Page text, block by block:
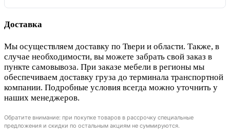
Доставка
Мы осуществляем доставку по Твери и области. Также, в
случае необходимости, вы можете забрать свой заказ в
пункте самовывоза. При заказе мебели в регионы мы
обеспечиваем доставку груза до терминала транспортной
компании. Подробные условия всегда можно уточнить у
наших менеджеров.
Обратите внимание: при покупке товаров в рассрочку специальные
предложения и скидки по остальным акциям не суммируются.